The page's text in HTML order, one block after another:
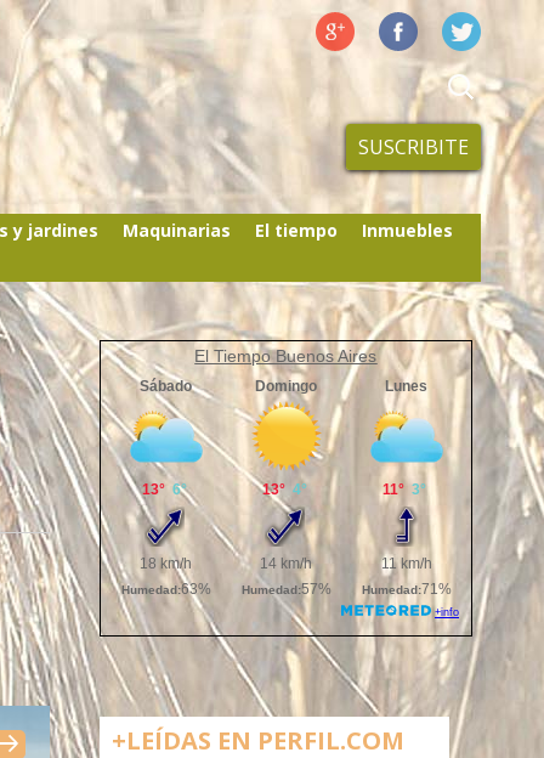
SUSCRIBITE
y jardines Maquinarias El tiempo
Inmuebles
El Tiempo Buenos Aires
+LEÍDAS EN PERFIL.COM